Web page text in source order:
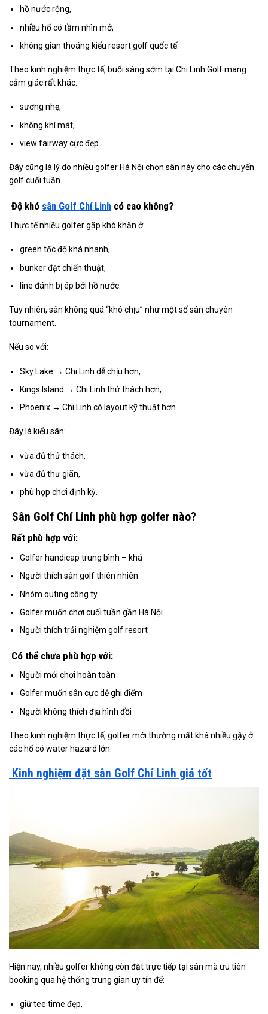
hồ nước rộng,
nhiều hố có tầm nhìn mở,
không gian thoáng kiểu resort golf quốc tế.
Theo kinh nghiệm thực tế, buổi sáng sớm tại Chi Linh Golf mang
cảm giác rất khác:
sương nhẹ,
không khí mát,
view fairway cực đẹp.
Đây cũng là lý do nhiều golfer Hà Nội chọn sân này cho các chuyến
golf cuối tuần.
Độ khó sân Golf Chí Linh có cao không?
Thực tế nhiều golfer gặp khó khăn ở:
green tốc độ khá nhanh,
bunker đặt chiến thuật,
line đánh bị ép bởi hồ nước.
Tuy nhiên, sân không quá “khó chịu” như một số sân chuyên
tournament.
Nếu so với:
Sky Lake → Chi Linh dễ chịu hơn,
Kings Island → Chi Linh thử thách hơn,
Phoenix → Chi Linh có layout kỹ thuật hơn.
Đây là kiểu sân:
vừa đủ thử thách,
vừa đủ thư giãn,
phù hợp chơi định kỳ.
Sân Golf Chí Linh phù hợp golfer nào?
Rất phù hợp với:
Golfer handicap trung bình – khá
Người thích sân golf thiên nhiên
Nhóm outing công ty
Golfer muốn chơi cuối tuần gần Hà Nội
Người thích trải nghiệm golf resort
Có thể chưa phù hợp với:
Người mới chơi hoàn toàn
Golfer muốn sân cực dễ ghi điểm
Người không thích địa hình đồi
Theo kinh nghiệm thực tế, golfer mới thường mất khá nhiều gậy ở
các hố có water hazard lớn.
Kinh nghiệm đặt sân Golf Chí Linh giá tốt
Hiện nay, nhiều golfer không còn đặt trực tiếp tại sân mà ưu tiên
booking qua hệ thống trung gian uy tín để:
giữ tee time đẹp,